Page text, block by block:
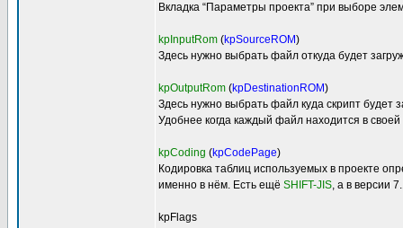
Вкладка “Параметры проекта” при выборе
kpInputRom (kpSourceROM)
Здесь нужно выбрать файл откуда будет
kpOutputRom (kpDestinationROM)
Здесь нужно выбрать файл куда скрипт
Удобнее когда каждый файл находится в
kpCoding (kpCodePage)
Кодировка таблиц используемых в проекте
именно в нём. Есть ещё SHIFT-JIS, а в версии
kpFlags